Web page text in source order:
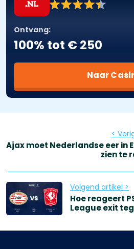
Ontvang:
100% tot € 250
Naar
<
Ajax moet Nederlandse eer in
zien te
Volgend artikel >
Hoe reageert
League exit